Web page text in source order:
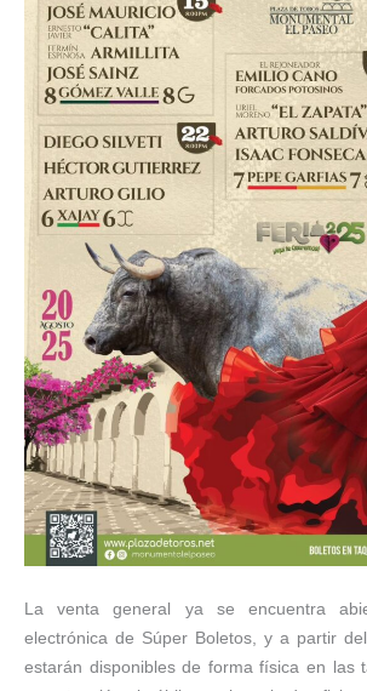
La venta general ya se encuentra
electrónica de Súper Boletos, y a partir
estarán disponibles de forma física en las